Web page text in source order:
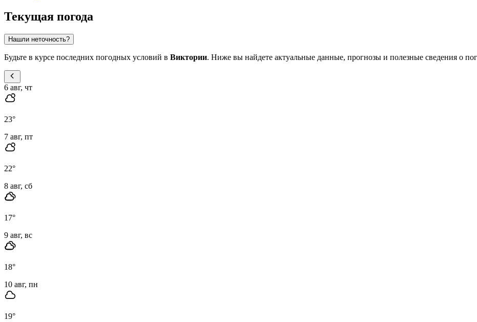
Текущая погода
Нашли неточность?
Будьте в курсе последних погодных условий в Виктории. Ниже вы найдете актуальные данные, прогнозы и полезные сведения о
6 авг, чт
23°
7 авг, пт
22°
8 авг, сб
17°
9 авг, вс
18°
10 авг, пн
19°